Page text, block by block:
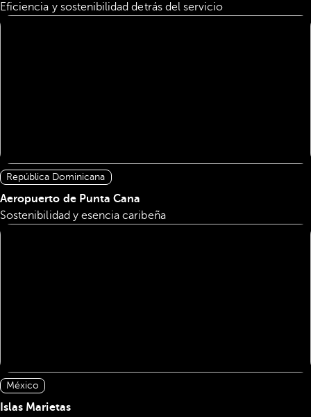
Eficiencia y sostenibilidad detrás del servicio
República Dominicana
Aeropuerto de Punta Cana
Sostenibilidad y esencia caribeña
México
Islas Marietas